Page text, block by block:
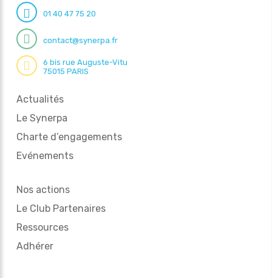
01 40 47 75 20
contact@synerpa.fr
6 bis rue Auguste-Vitu
75015 PARIS
Actualités
Le Synerpa
Charte d’engagements
Evénements
Nos actions
Le Club Partenaires
Ressources
Adhérer